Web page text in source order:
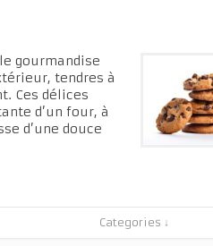
gourmandise
tendres à
Ces délices
d’un four, à
d’une douce
Categories ↓